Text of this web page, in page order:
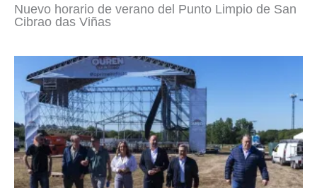
Nuevo horario de verano del Punto Limpio de San
Cibrao das Viñas